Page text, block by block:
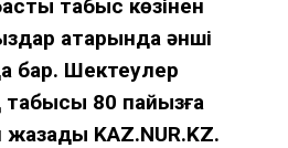
табыс көзінен
қатарында әнші
бар. Шектеулер
80 пайызға
жазады KAZ.NUR.KZ.